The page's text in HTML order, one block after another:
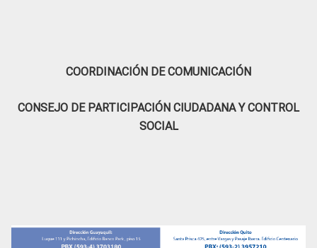
COORDINACIÓN DE COMUNICACIÓN
CONSEJO DE PARTICIPACIÓN CIUDADANA Y CONTROL
SOCIAL